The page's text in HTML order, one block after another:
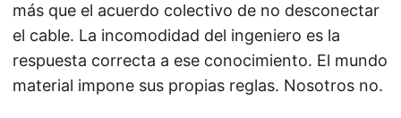
más que el acuerdo colectivo de no desconectar
el cable. La incomodidad del ingeniero es la
respuesta correcta a ese conocimiento. El mundo
material impone sus propias reglas. Nosotros no.